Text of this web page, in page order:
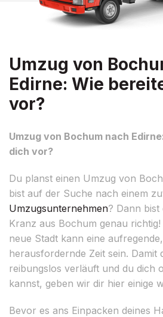
Umzug von
Edirne: Wie
vor?
Umzug von Bochum nach
dich vor?
Du planst einen Umzug von
bist auf der Suche nach einem
Umzugsunternehmen? Dann
Kranz aus Bochum genau
neue Stadt kann eine
herausfordernde Zeit sein. Damit
reibungslos verläuft und du dich
kannst, geben wir dir hier einige
Bevor es ans Einpacken deines